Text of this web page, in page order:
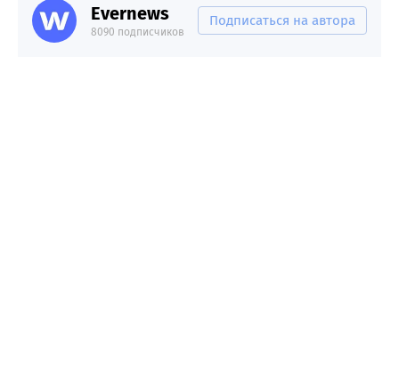
Evernews
8090 подписчиков
Подписаться на автора